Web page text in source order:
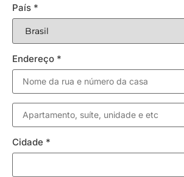
País *
Endereço *
Cidade *